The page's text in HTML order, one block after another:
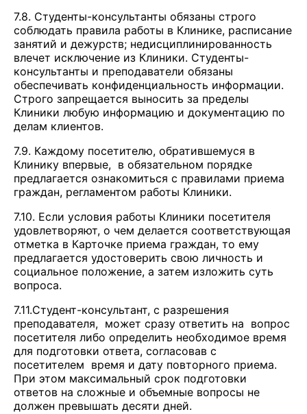
7.8. Студенты-консультанты обязаны строго
соблюдать правила работы в Клинике, расписание
занятий и дежурств; недисциплинированность
влечет исключение из Клиники. Студенты-
консультанты и преподаватели обязаны
обеспечивать конфиденциальность информации.
Строго запрещается выносить за пределы
Клиники любую информацию и документацию по
делам клиентов.
7.9. Каждому посетителю, обратившемуся в
Клинику впервые, в обязательном порядке
предлагается ознакомиться с правилами приема
граждан, регламентом работы Клиники.
7.10. Если условия работы Клиники посетителя
удовлетворяют, о чем делается соответствующая
отметка в Карточке приема граждан, то ему
предлагается удостоверить свою личность и
социальное положение, а затем изложить суть
вопроса.
7.11.Студент-консультант, с разрешения
преподавателя, может сразу ответить на вопрос
посетителя либо определить необходимое время
для подготовки ответа, согласовав с
посетителем время и дату повторного приема.
При этом максимальный срок подготовки
ответов на сложные и объемные вопросы не
должен превышать десяти дней.